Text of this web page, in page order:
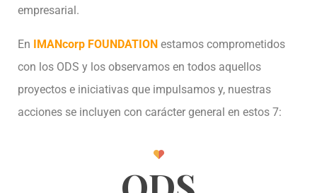
empresarial.
En IMANcorp FOUNDATION estamos comprometidos
con los ODS y los observamos en todos aquellos
proyectos e iniciativas que impulsamos y, nuestras
acciones se incluyen con carácter general en estos 7: